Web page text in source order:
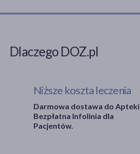
Dlaczego DOZ.pl
Niższe koszta leczenia
Darmowa dostawa do Apteki
Bezpłatna Infolinia dla
Pacjentów.